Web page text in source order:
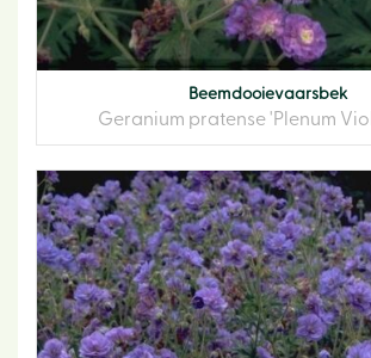
Beemdooievaarsbek
Geranium pratense 'Plenum